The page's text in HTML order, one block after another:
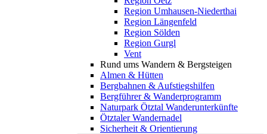
Region Umhausen-Niederthai
Region Längenfeld
Region Sölden
Region Gurgl
Vent
Rund ums Wandern & Bergsteigen
Almen & Hütten
Bergbahnen & Aufstiegshilfen
Bergführer & Wanderprogramm
Naturpark Ötztal Wanderunterkünfte
Ötztaler Wandernadel
Sicherheit & Orientierung